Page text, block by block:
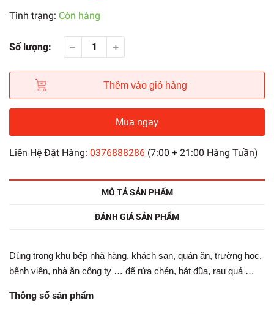
Tình trạng: Còn hàng
Số lượng:
Thêm vào giỏ hàng
Mua ngay
Liên Hệ Đặt Hàng: 0376888286 (7:00 + 21:00 Hàng Tuần)
MÔ TẢ SẢN PHẨM
ĐÁNH GIÁ SẢN PHẨM
Dùng trong khu bếp nhà hàng, khách sạn, quán ăn, trường học,
bệnh viện, nhà ăn công ty … để rửa chén, bát đũa, rau quả …
Thông số sản phẩm